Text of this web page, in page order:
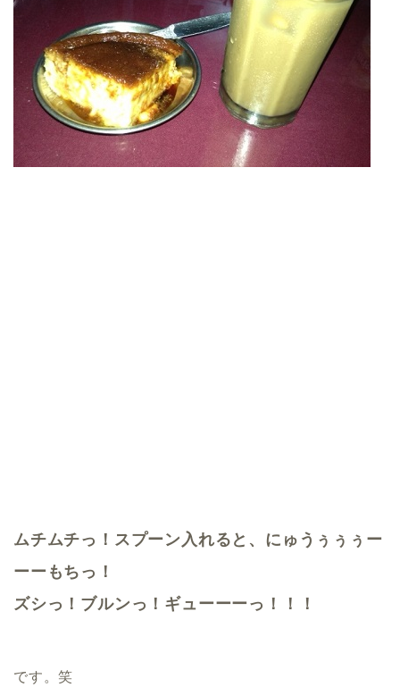
ムチムチっ！スプーン入れると、にゅうぅぅぅー
ーーもちっ！
ズシっ！ブルンっ！ギューーーっ！！！
です。笑